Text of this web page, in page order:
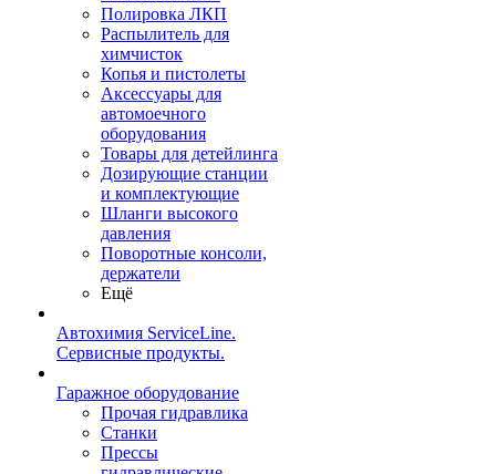
Полировка ЛКП
Распылитель для
химчисток
Копья и пистолеты
Аксессуары для
автомоечного
оборудования
Товары для детейлинга
Дозирующие станции
и комплектующие
Шланги высокого
давления
Поворотные консоли,
держатели
Ещё
Автохимия ServiceLine.
Сервисные продукты.
Гаражное оборудование
Прочая гидравлика
Станки
Прессы